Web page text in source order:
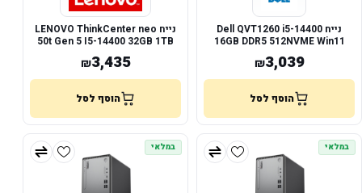
נייח Dell QVT1260 i5-14400
16GB DDR5 512NVME Win11
Home 3YOS
₪3,039
הוסף לסל
נייח LENOVO ThinkCenter neo
50t Gen 5 I5-14400 32GB 1TB
NVME 3Y
₪3,435
הוסף לסל
במלאי במלאי